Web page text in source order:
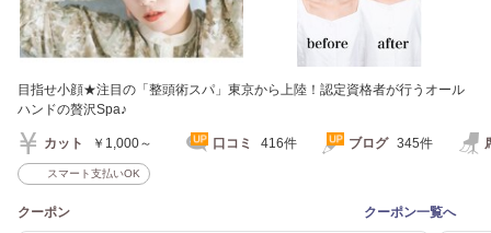
目指せ小顔★注目の「整頭術スパ」東京から上陸！認定資格者が行うオール
ハンドの贅沢Spa♪
カット ￥1,000～ 口コミ 416件 ブログ 345件
スマート支払いOK
クーポン クーポン一覧へ